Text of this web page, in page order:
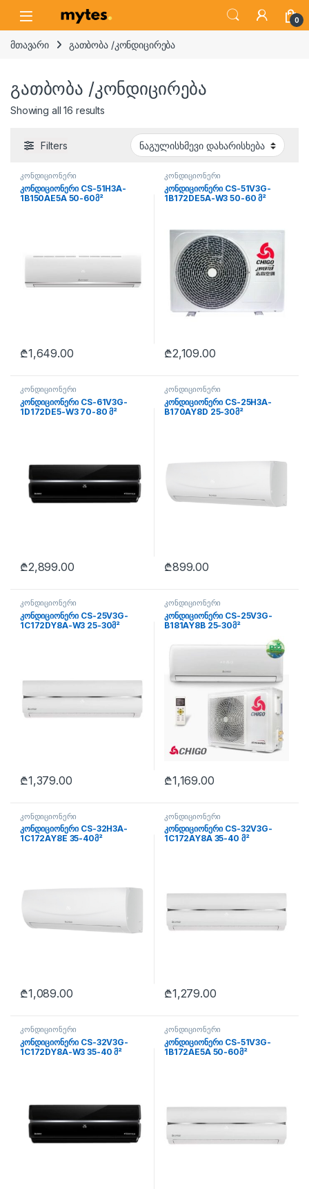
Open 0
მთავარი გათბობა /კონდიცირება
გათბობა /კონდიცირება
Showing all 16 results
Filters
კონდიციონერი
კონდიციონერი CS-51H3A-
1B150AE5A 50-60მ²
₾1,649.00
კონდიციონერი
კონდიციონერი CS-51V3G-
1B172DE5A-W3 50-60 მ²
₾2,109.00
კონდიციონერი
კონდიციონერი CS-61V3G-
1D172DE5-W3 70-80 მ²
₾2,899.00
კონდიციონერი
კონდიციონერი CS-25H3A-
B170AY8D 25-30მ²
₾899.00
კონდიციონერი
კონდიციონერი CS-25V3G-
1C172DY8A-W3 25-30მ²
₾1,379.00
კონდიციონერი
კონდიციონერი CS-25V3G-
B181AY8B 25-30მ²
₾1,169.00
კონდიციონერი
კონდიციონერი CS-32H3A-
1C172AY8E 35-40მ²
₾1,089.00
კონდიციონერი
კონდიციონერი CS-32V3G-
1C172AY8A 35-40 მ²
₾1,279.00
კონდიციონერი
კონდიციონერი CS-32V3G-
1C172DY8A-W3 35-40 მ²
კონდიციონერი
კონდიციონერი CS-51V3G-
1B172AE5A 50-60მ²